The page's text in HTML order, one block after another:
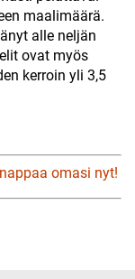
maalimäärä.
alle neljän
ovat myös
kerroin yli 3,5
omasi nyt!